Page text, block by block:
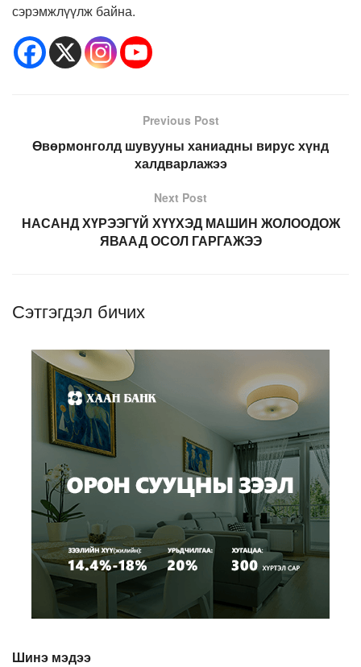
сэрэмжлүүлж байна.
Previous Post
Өвөрмонголд шувууны ханиадны вирус хүнд
халдварлажээ
Next Post
НАСАНД ХҮРЭЭГҮЙ ХҮҮХЭД МАШИН ЖОЛООДОЖ
ЯВААД ОСОЛ ГАРГАЖЭЭ
Сэтгэгдэл бичих
Шинэ мэдээ